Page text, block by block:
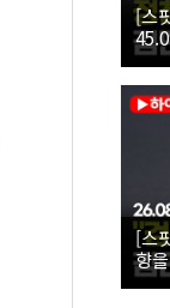
[스
보
[스
향